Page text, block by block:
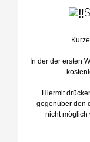
In der der ersten
Hiermit
gegenüber den
nicht möglich